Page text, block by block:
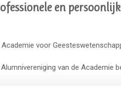
en
voor
van de Academie